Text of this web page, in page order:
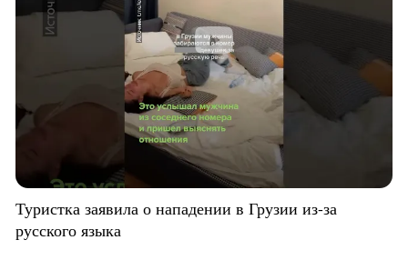
Туристка заявила о нападении в Грузии из-за
русского языка